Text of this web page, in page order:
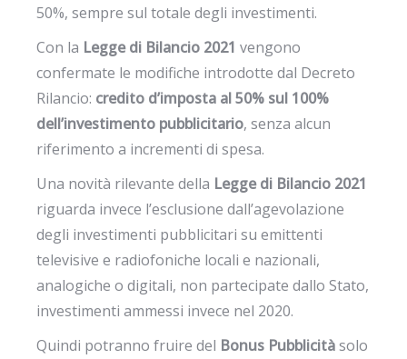
50%, sempre sul totale degli investimenti.
Con la Legge di Bilancio 2021 vengono
confermate le modifiche introdotte dal Decreto
Rilancio: credito d’imposta al 50% sul 100%
dell’investimento pubblicitario, senza alcun
riferimento a incrementi di spesa.
Una novità rilevante della Legge di Bilancio 2021
riguarda invece l’esclusione dall’agevolazione
degli investimenti pubblicitari su emittenti
televisive e radiofoniche locali e nazionali,
analogiche o digitali, non partecipate dallo Stato,
investimenti ammessi invece nel 2020.
Quindi potranno fruire del Bonus Pubblicitàsolo